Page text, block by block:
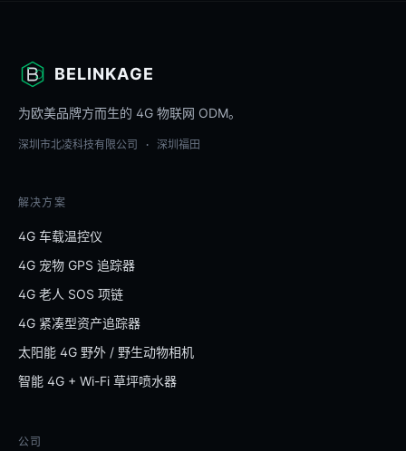
BELINKAGE
为欧美品牌方而生的 4G 物联网 ODM。
深圳市北凌科技有限公司 · 深圳福田
解决方案
4G 车载温控仪
4G 宠物 GPS 追踪器
4G 老人 SOS 项链
4G 紧凑型资产追踪器
太阳能 4G 野外 / 野生动物相机
智能 4G + Wi-Fi 草坪喷水器
公司